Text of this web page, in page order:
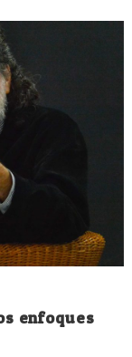
enfoques